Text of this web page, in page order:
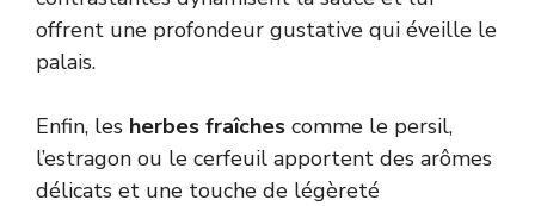
offrent une profondeur gustative qui éveille le
palais.
Enfin, les herbes fraîches comme le persil,
l’estragon ou le cerfeuil apportent des arômes
délicats et une touche de légèreté